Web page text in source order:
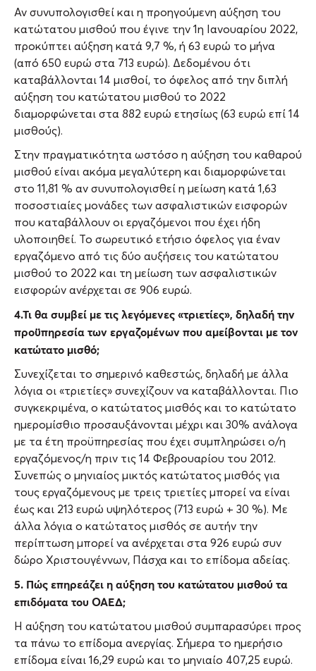
Αν συνυπολογισθεί και η προηγούμενη αύξηση του
κατώτατου μισθού που έγινε την 1η Ιανουαρίου 2022,
προκύπτει αύξηση κατά 9,7 %, ή 63 ευρώ το μήνα
(από 650 ευρώ στα 713 ευρώ). Δεδομένου ότι
καταβάλλονται 14 μισθοί, το όφελος από την διπλή
αύξηση του κατώτατου μισθού το 2022
διαμορφώνεται στα 882 ευρώ ετησίως (63 ευρώ επί 14
μισθούς).
Στην πραγματικότητα ωστόσο η αύξηση του καθαρού
μισθού είναι ακόμα μεγαλύτερη και διαμορφώνεται
στο 11,81 % αν συνυπολογισθεί η μείωση κατά 1,63
ποσοστιαίες μονάδες των ασφαλιστικών εισφορών
που καταβάλλουν οι εργαζόμενοι που έχει ήδη
υλοποιηθεί. Το σωρευτικό ετήσιο όφελος για έναν
εργαζόμενο από τις δύο αυξήσεις του κατώτατου
μισθού το 2022 και τη μείωση των ασφαλιστικών
εισφορών ανέρχεται σε 906 ευρώ.
4.Τι θα συμβεί με τις λεγόμενες «τριετίες», δηλαδή την
προϋπηρεσία των εργαζομένων που αμείβονται με τον
κατώτατο μισθό;
Συνεχίζεται το σημερινό καθεστώς, δηλαδή με άλλα
λόγια οι «τριετίες» συνεχίζουν να καταβάλλονται. Πιο
συγκεκριμένα, ο κατώτατος μισθός και το κατώτατο
ημερομίσθιο προσαυξάνονται μέχρι και 30% ανάλογα
με τα έτη προϋπηρεσίας που έχει συμπληρώσει ο/η
εργαζόμενος/η πριν τις 14 Φεβρουαρίου του 2012.
Συνεπώς ο μηνιαίος μικτός κατώτατος μισθός για
τους εργαζόμενους με τρεις τριετίες μπορεί να είναι
έως και 213 ευρώ υψηλότερος (713 ευρώ + 30 %). Με
άλλα λόγια ο κατώτατος μισθός σε αυτήν την
περίπτωση μπορεί να ανέρχεται στα 926 ευρώ συν
δώρο Χριστουγέννων, Πάσχα και το επίδομα αδείας.
5. Πώς επηρεάζει η αύξηση του κατώτατου μισθού τα
επιδόματα του ΟΑΕΔ;
Η αύξηση του κατώτατου μισθού συμπαρασύρει προς
τα πάνω το επίδομα ανεργίας. Σήμερα το ημερήσιο
επίδομα είναι 16,29 ευρώ και το μηνιαίο 407,25 ευρώ.